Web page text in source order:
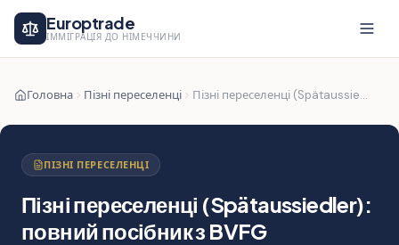
Europtrade
ІММІГРАЦІЯ ДО НІМЕЧЧИНИ
Головна Пізні переселенці Пізні переселенці (Spätaussiedler): повний посібник з BVFG
ПІЗНІ ПЕРЕСЕЛЕНЦІ
Пізні переселенці (Spätaussiedler):
повний посібник з BVFG